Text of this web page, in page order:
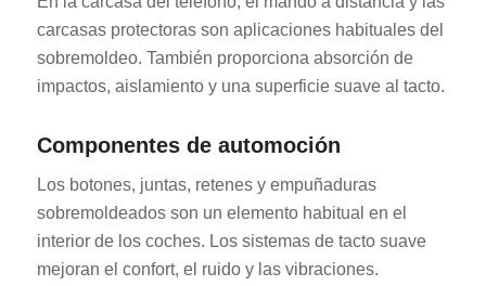
carcasas protectoras son aplicaciones habituales del
sobremoldeo. También proporciona absorción de
impactos, aislamiento y una superficie suave al tacto.
Componentes de automoción
Los botones, juntas, retenes y empuñaduras
sobremoldeados son un elemento habitual en el
interior de los coches. Los sistemas de tacto suave
mejoran el confort, el ruido y las vibraciones.